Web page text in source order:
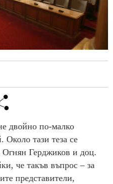
двойно по-малко
Около тази теза се
Герджиков и доц.
че такъв въпрос – за
представители,